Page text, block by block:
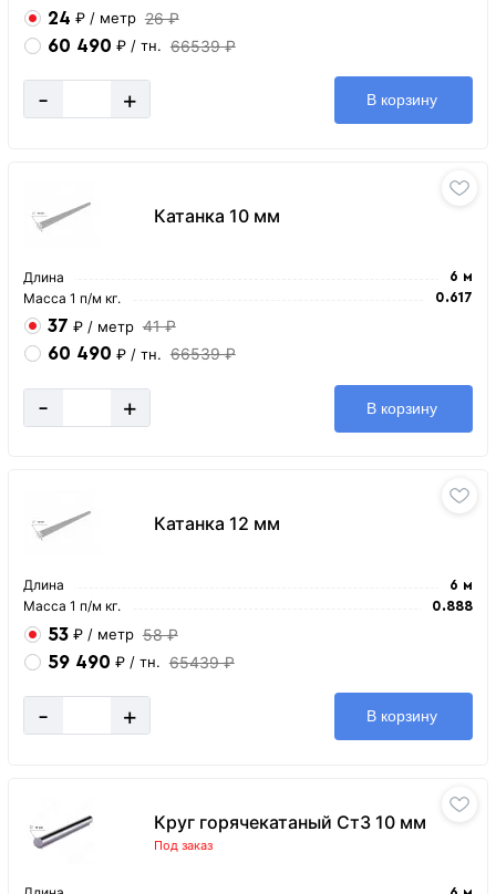
24 ₽ / метр 26 ₽
60 490 ₽ / тн. 66539 ₽
- + В корзину
Катанка 10 мм
Длина 6 м
Масса 1 п/м кг. 0.617
37 ₽ / метр 41 ₽
60 490 ₽ / тн. 66539 ₽
- + В корзину
Катанка 12 мм
Длина 6 м
Масса 1 п/м кг. 0.888
53 ₽ / метр 58 ₽
59 490 ₽ / тн. 65439 ₽
- + В корзину
Круг горячекатаный Ст3 10 мм
Под заказ